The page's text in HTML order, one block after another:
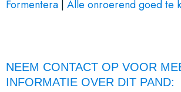
Formentera | Alle onroerend goed te
NEEM CONTACT OP VOOR
INFORMATIE OVER DIT PAND: